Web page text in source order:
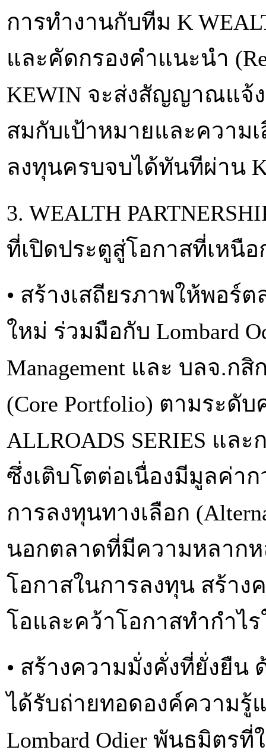
การทำงานกับทีม K
และคัดกรองคำแนะนำ
KEWIN จะส่งสัญญาณแจ้
สมกับเป้าหมายและความ
ลงทุนครบจบได้ทันทีผ่าน K
3. WEALTH
ที่เปิดประตูสู่โอกาสที่เหนือ
• สร้างเสถียรภาพให้พอร์
ใหม่ ร่วมมือกับ Lombard
Management และ บลจ.ก
(Core Portfolio) ตามระดั
ALLROADS SERIES และ
ซึ่งเติบโตต่อเนื่องมีมูลค่า
การลงทุนทางเลือก
นอกตลาดที่มีความหลากห
โอกาสในการลงทุน สร้า
โอและคว้าโอกาสทำกำไ
• สร้างความมั่งคั่งที่ยั่งยื
ได้รับถ่ายทอดองค์ความรู้
Lombard Odier พันธมิตร